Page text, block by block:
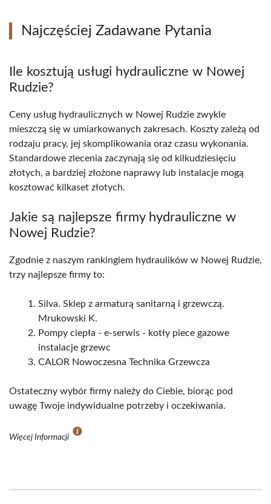
Najczęściej Zadawane Pytania
Ile kosztują usługi hydrauliczne w Nowej
Rudzie?
Ceny usług hydraulicznych w Nowej Rudzie zwykle
mieszczą się w umiarkowanych zakresach. Koszty zależą od
rodzaju pracy, jej skomplikowania oraz czasu wykonania.
Standardowe zlecenia zaczynają się od kilkudziesięciu
złotych, a bardziej złożone naprawy lub instalacje mogą
kosztować kilkaset złotych.
Jakie są najlepsze firmy hydrauliczne w
Nowej Rudzie?
Zgodnie z naszym rankingiem hydraulików w Nowej Rudzie,
trzy najlepsze firmy to:
Silva. Sklep z armaturą sanitarną i grzewczą.
Mrukowski K.
Pompy ciepła - e-serwis - kotły piece gazowe
instalacje grzewc
CALOR Nowoczesna Technika Grzewcza
Ostateczny wybór firmy należy do Ciebie, biorąc pod
uwagę Twoje indywidualne potrzeby i oczekiwania.
Więcej Informacji